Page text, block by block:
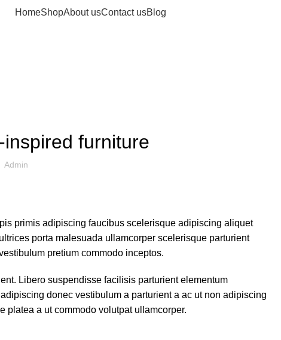
HomeShopAbout usContact usBlog
furniture
Admin
primis adipiscing faucibus scelerisque adipiscing aliquet
porta malesuada ullamcorper scelerisque parturient
pretium commodo inceptos.
Libero suspendisse facilisis parturient elementum
donec vestibulum a parturient a ac ut non adipiscing
platea a ut commodo volutpat ullamcorper.